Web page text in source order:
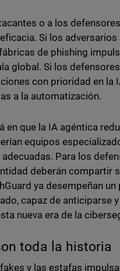
o a los
Si los
de phishing
global. Si los
con prioridad en la
a la automatización.
en que la IA agéntica
equipos
Para los
deberán compartir
ya desempeñan
capaz de anticiparse
nueva era de la
toda la historia
y las estafas